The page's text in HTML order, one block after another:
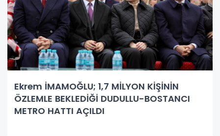
Ekrem İMAMOĞLU; 1,7 MİLYON KİŞİNİN
ÖZLEMLE BEKLEDİĞİ DUDULLU-BOSTANCI
METRO HATTI AÇILDI